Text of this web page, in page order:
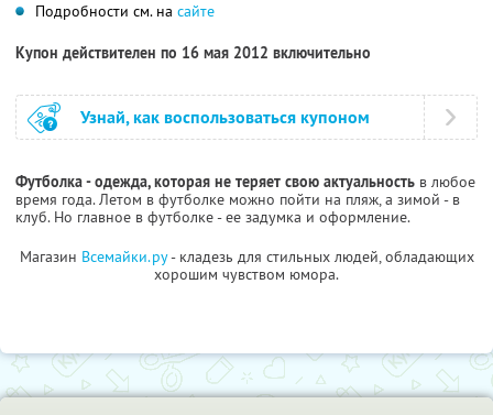
Подробности см. на сайте
Купон действителен по 16 мая 2012 включительно
Узнай, как воспользоваться купоном
Футболка - одежда, которая не теряет свою актуальность в любое
время года. Летом в футболке можно пойти на пляж, а зимой - в
клуб. Но главное в футболке - ее задумка и оформление.
Магазин Всемайки.ру- кладезь для стильных людей, обладающих
хорошим чувством юмора.